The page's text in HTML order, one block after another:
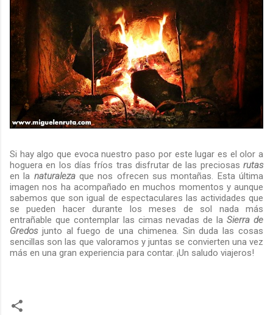
Si hay algo que evoca nuestro paso por este lugar es el olor a
hoguera en los días fríos tras disfrutar de las preciosas rutas
en la naturalezaque nos ofrecen sus montañas. Esta última
imagen nos ha acompañado en muchos momentos y aunque
sabemos que son igual de espectaculares las actividades que
se pueden hacer durante los meses de sol nada más
entrañable que contemplar las cimas nevadas de laSierra de
Gredosjunto al fuego de una chimenea. Sin duda las cosas
sencillas son las que valoramos y juntas se convierten una vez
más en una gran experiencia para contar. ¡Un saludo viajeros!